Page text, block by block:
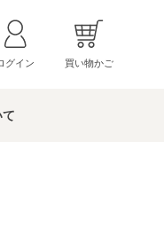
グイン 買い物かご